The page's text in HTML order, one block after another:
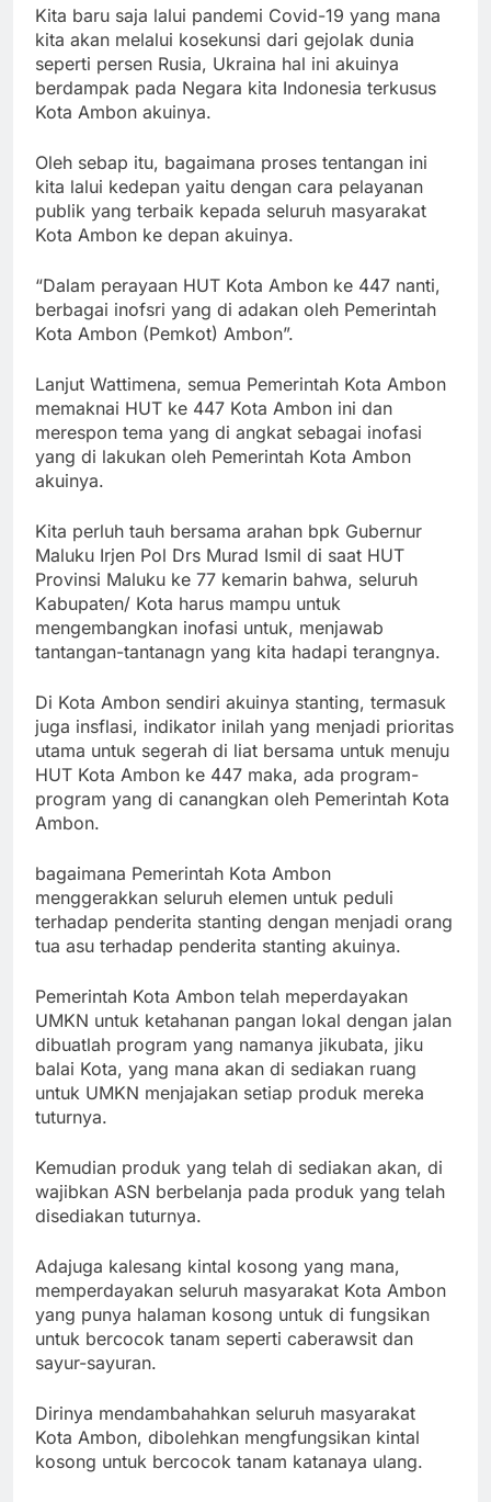
Kita baru saja lalui pandemi Covid-19 yang mana
kita akan melalui kosekunsi dari gejolak dunia
seperti persen Rusia, Ukraina hal ini akuinya
berdampak pada Negara kita Indonesia terkusus
Kota Ambon akuinya.
Oleh sebap itu, bagaimana proses tentangan ini
kita lalui kedepan yaitu dengan cara pelayanan
publik yang terbaik kepada seluruh masyarakat
Kota Ambon ke depan akuinya.
“Dalam perayaan HUT Kota Ambon ke 447 nanti,
berbagai inofsri yang di adakan oleh Pemerintah
Kota Ambon (Pemkot) Ambon”.
Lanjut Wattimena, semua Pemerintah Kota Ambon
memaknai HUT ke 447 Kota Ambon ini dan
merespon tema yang di angkat sebagai inofasi
yang di lakukan oleh Pemerintah Kota Ambon
akuinya.
Kita perluh tauh bersama arahan bpk Gubernur
Maluku Irjen Pol Drs Murad Ismil di saat HUT
Provinsi Maluku ke 77 kemarin bahwa, seluruh
Kabupaten/ Kota harus mampu untuk
mengembangkan inofasi untuk, menjawab
tantangan-tantanagn yang kita hadapi terangnya.
Di Kota Ambon sendiri akuinya stanting, termasuk
juga insflasi, indikator inilah yang menjadi prioritas
utama untuk segerah di liat bersama untuk menuju
HUT Kota Ambon ke 447 maka, ada program-
program yang di canangkan oleh Pemerintah Kota
Ambon.
bagaimana Pemerintah Kota Ambon
menggerakkan seluruh elemen untuk peduli
terhadap penderita stanting dengan menjadi orang
tua asu terhadap penderita stanting akuinya.
Pemerintah Kota Ambon telah meperdayakan
UMKN untuk ketahanan pangan lokal dengan jalan
dibuatlah program yang namanya jikubata, jiku
balai Kota, yang mana akan di sediakan ruang
untuk UMKN menjajakan setiap produk mereka
tuturnya.
Kemudian produk yang telah di sediakan akan, di
wajibkan ASN berbelanja pada produk yang telah
disediakan tuturnya.
Adajuga kalesang kintal kosong yang mana,
memperdayakan seluruh masyarakat Kota Ambon
yang punya halaman kosong untuk di fungsikan
untuk bercocok tanam seperti caberawsit dan
sayur-sayuran.
Dirinya mendambahahkan seluruh masyarakat
Kota Ambon, dibolehkan mengfungsikan kintal
kosong untuk bercocok tanam katanaya ulang.